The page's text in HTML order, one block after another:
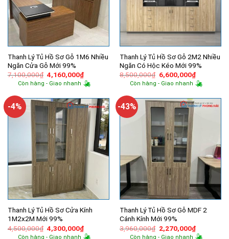
Thanh Lý Tủ Hồ Sơ Gỗ 1M6 Nhiều
Ngăn Cửa Gỗ Mới 99%
7,100,000₫ Giá
gốc
là:
4,160,000₫Giá
hiện
tại
4,160,000₫.
Còn hàng - Giao nhanh
Thanh Lý Tủ Hồ Sơ Gỗ 2M2 Nhiều
Ngăn Có Hộc Kéo Mới 99%
8,500,000₫ Giá
gốc
là:
6,600,000₫Giá
hiện
tại
Còn hàng - Giao nhanh
-4%
Thanh Lý Tủ Hồ Sơ Cửa Kính
1M2x2M Mới 99%
4,500,000₫ Giá
gốc
4,300,000₫Giá
hiện
Còn hàng - Giao nhanh
-43%
Thanh Lý Tủ Hồ Sơ Gỗ MDF 2
Cánh Kính Mới 99%
3,960,000₫ Giá
gốc
2,270,000₫Giá
hiện
Còn hàng - Giao nhanh